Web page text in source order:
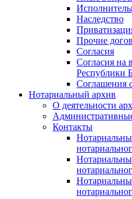
Наследство
Прочие
Согласия
Согласия на
Республики
Соглашения
Нотариальный архив
О деятельности
Контакты